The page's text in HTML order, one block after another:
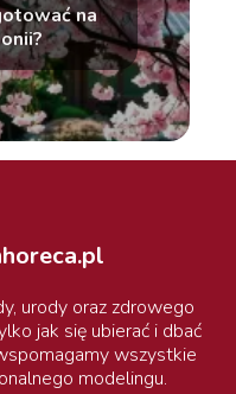
na
urody oraz zdrowego
jak się ubierać i dbać
wszystkie
modelingu.